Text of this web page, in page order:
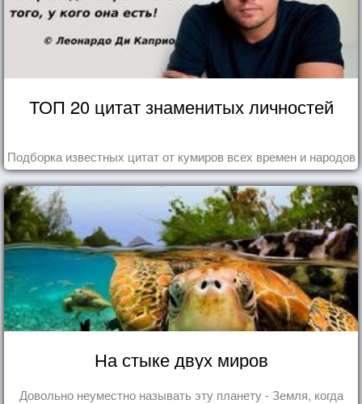
ТОП 20 цитат знаменитых личностей
Подборка известных цитат от кумиров всех времен и народов
На стыке двух миров
Довольно неуместно называть эту планету - Земля, когда